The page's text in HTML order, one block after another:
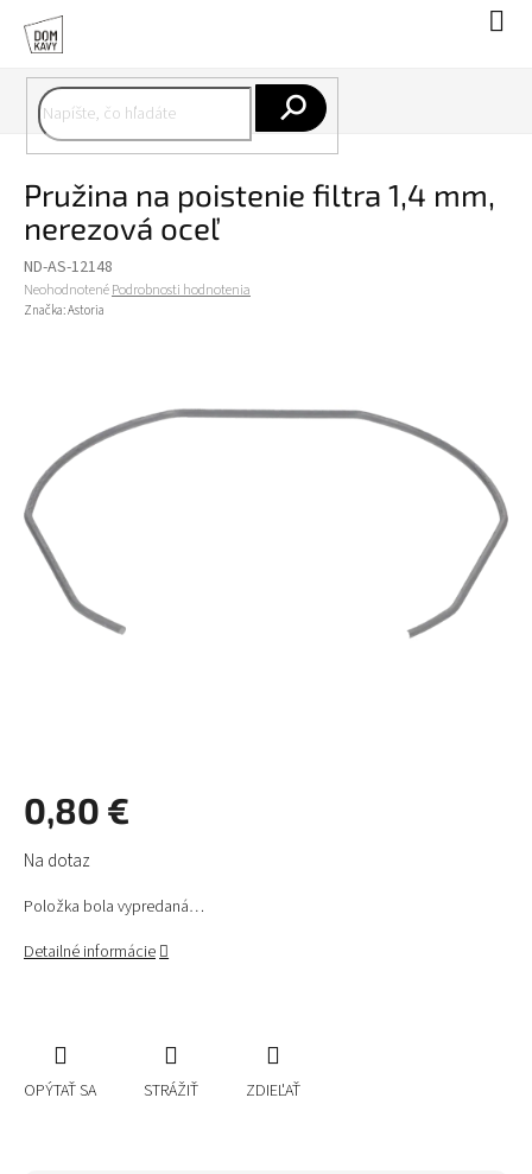
obsah
Pružina na poistenie filtra 1,4 mm,
nerezová oceľ
ND-AS-12148
Priemerné
hodnotenie
hviezdičiek.
NeohodnotenéPodrobnosti hodnotenia
Značka:Astoria
0,80 €
Jednotková
cena:
Na dotaz
Položka bola vypredaná…
Detailné informácie
OPÝTAŤ SA STRÁŽIŤ ZDIEĽAŤ